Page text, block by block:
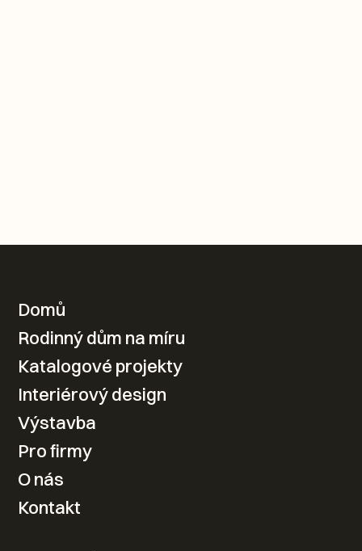
Váš nový domov od
návrhu po realizaci
Domů
Rodinný dům na míru
Katalogové projekty
Interiérový design
Výstavba
Pro firmy
O nás
Kontakt